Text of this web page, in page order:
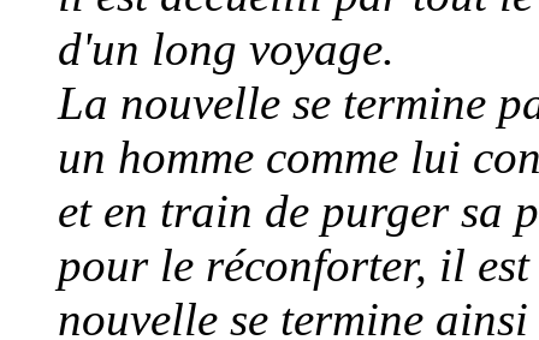
d'un long voyage.
La nouvelle se termine
un homme comme lui
et en train de purger sa
pour le réconforter, il
nouvelle se termine